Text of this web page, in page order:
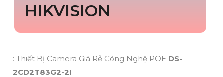
HIKVISION
: Thiết Bị Camera Giá Rẻ Công Nghệ POE DS-
2CD2T83G2-2I